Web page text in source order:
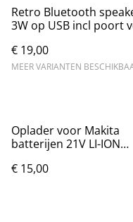
Retro Bluetooth
3W op USB incl poort
€ 19,00
MEER VARIANTEN
Oplader voor Makita
batterijen 21V LI-ION
€ 15,00